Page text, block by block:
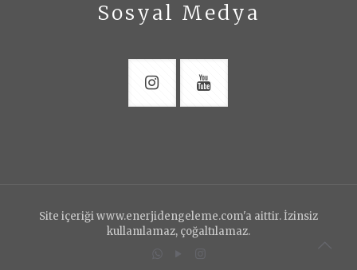
Sosyal Medya
Site içeriği www.enerjidengeleme.com'a aittir. İzinsiz
kullanılamaz, çoğaltılamaz.